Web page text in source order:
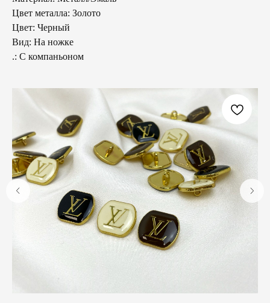
Цвет металла: Золото
Цвет: Черный
Вид: На ножке
.: С компаньоном